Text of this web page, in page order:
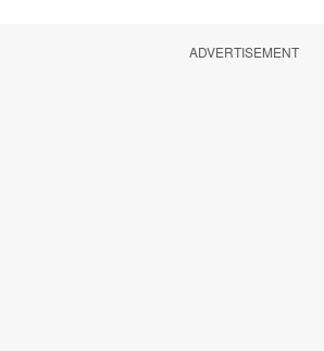
ADVERTISEMENT